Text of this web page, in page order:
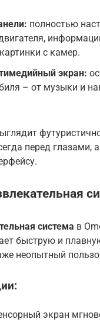
полностью
с камер.
экран:
– от музыки и
перед глазами,
система в
быструю и
неопытный
экран